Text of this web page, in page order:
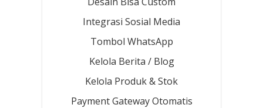
Integrasi Sosial Media
Tombol WhatsApp
Kelola Berita / Blog
Kelola Produk & Stok
Payment Gateway Otomatis